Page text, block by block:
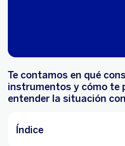
Te contamos en qué
instrumentos y cómo te
entender la situación
Índice